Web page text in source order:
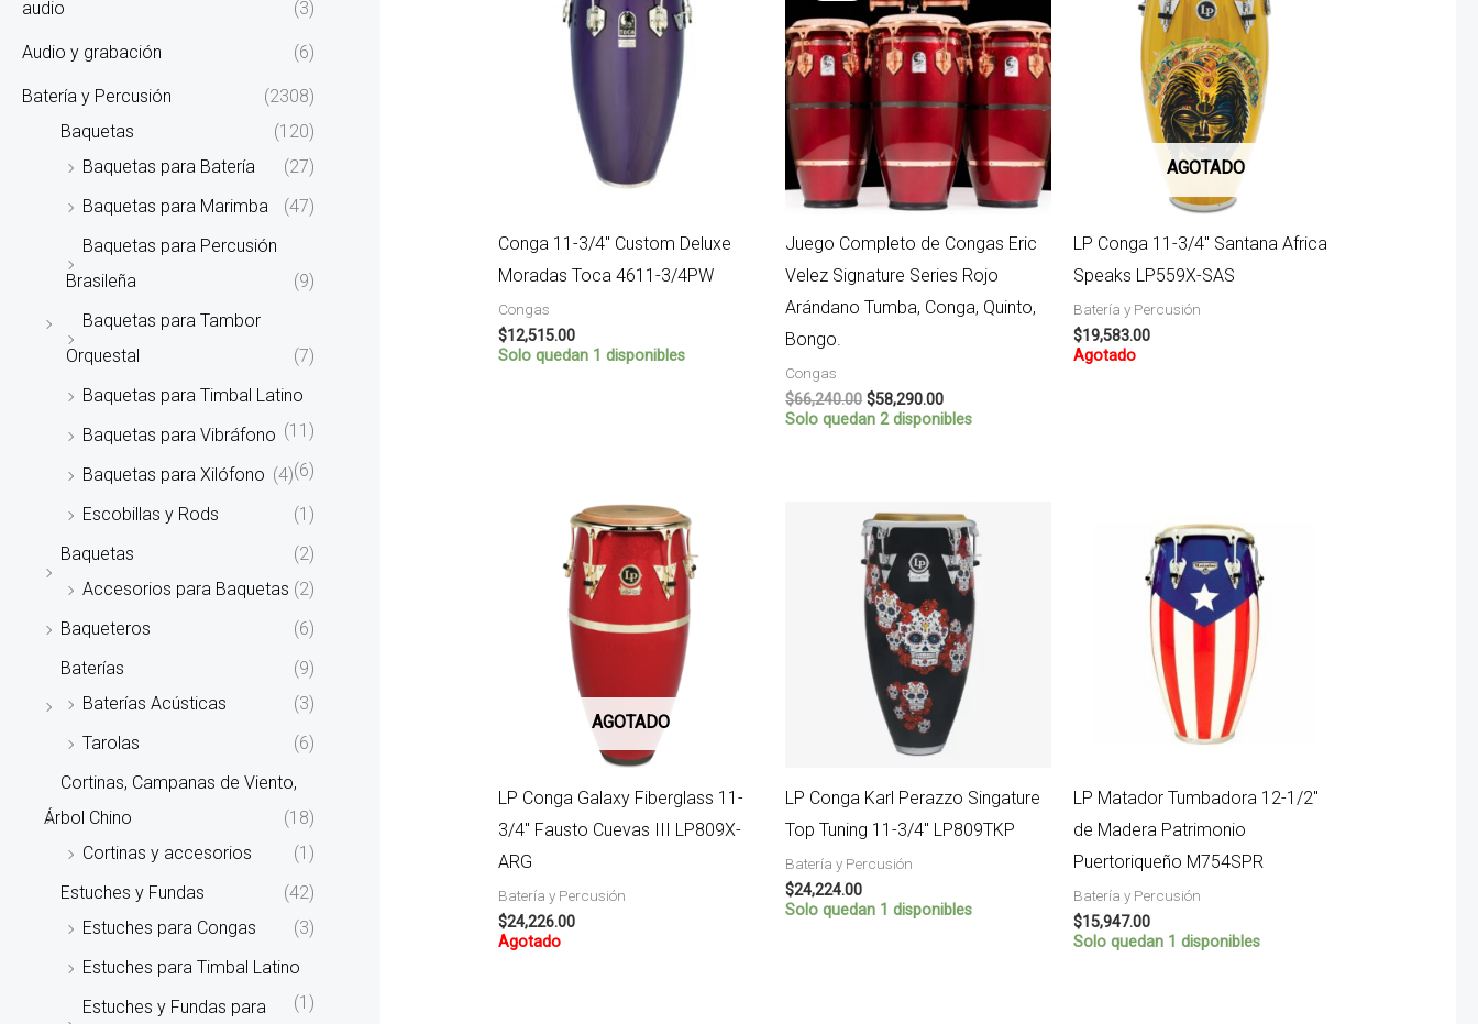
audio (3)
Audio y grabación (6)
Batería y Percusión
(2308)
Baquetas
(120)
Baquetas para Batería
(27)
Baquetas para Marimba
(47)
Baquetas para Percusión
Brasileña
(9)
Baquetas para Tambor
Orquestal
(7)
Baquetas para Timbal Latino
(11)
Baquetas para Vibráfono
(6)
Baquetas para Xilófono (4)
Escobillas y Rods
(1)
Baquetas
(2)
Accesorios para Baquetas (2)
Baqueteros
(6)
Baterías
(9)
Baterías Acústicas
(3)
Tarolas
(6)
Cortinas, Campanas de Viento,
Árbol Chino
(18)
Cortinas y accesorios
(1)
Estuches y Fundas
(42)
Estuches para Congas
(3)
Estuches para Timbal Latino
(1)
Estuches y Fundas para
Conga 11-3/4″ Custom Deluxe
Moradas Toca 4611-3/4PW
Congas
$12,515.00
Solo quedan 1 disponibles
Juego Completo de Congas Eric
Velez Signature Series Rojo
Arándano Tumba, Conga, Quinto,
Bongo.
Congas
$66,240.00
$66,240.00.
$58,290.00
$58,290.00.
Solo quedan 2 disponibles
AGOTADO
LP Conga 11-3/4″ Santana Africa
Speaks LP559X-SAS
Batería y Percusión
$19,583.00
Agotado
AGOTADO
LP Conga Galaxy Fiberglass 11-
3/4″ Fausto Cuevas III LP809X-
ARG
Batería y Percusión
$24,226.00
Agotado
LP Conga Karl Perazzo Singature
Top Tuning 11-3/4″ LP809TKP
Batería y Percusión
$24,224.00
Solo quedan 1 disponibles
LP Matador Tumbadora 12-1/2″
de Madera Patrimonio
Puertoriqueño M754SPR
Batería y Percusión
$15,947.00
Solo quedan 1 disponibles